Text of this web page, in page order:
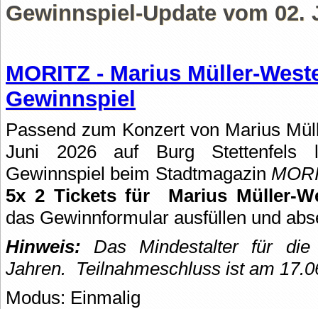
Gewinnspiel-Update vom 02.
MORITZ - Marius Müller-
Gewinnspiel
Passend zum Konzert von Marius
Juni 2026 auf Burg Stettenfels
Gewinnspiel beim Stadtmagazin
5x 2 Tickets für
Marius Müller-
das Gewinnformular ausfüllen und
Hinweis: Das Mindestalter für
Jahren.
Teilnahmeschluss ist am
Modus: Einmalig